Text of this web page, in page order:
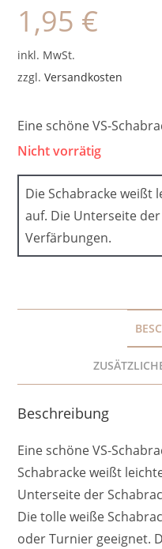
1,95 €
inkl. MwSt.
zzgl.Versandkosten
Eine schöne VS-
Nicht vorrätig
Die Schabracke weißt
auf. Die Unterseite
Verfärbungen.
Beschreibung
Eine schöne VS-
Schabracke weißt
Unterseite der
Die tolle weiße
oder Turnier geeignet.